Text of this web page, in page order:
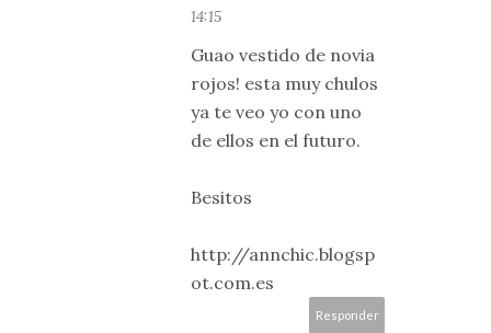
14:15
Guao vestido de novia
rojos! esta muy chulos
ya te veo yo con uno
de ellos en el futuro.
Besitos
http://annchic.blogsp
ot.com.es
Responder